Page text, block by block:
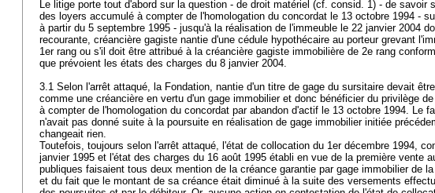
Le litige porte tout d'abord sur la question - de droit matériel (cf. consid. 1) - de savoir
des loyers accumulé à compter de l'homologation du concordat le 13 octobre 1994 -
à partir du 5 septembre 1995 - jusqu'à la réalisation de l'immeuble le 22 janvier 2004
recourante, créancière gagiste nantie d'une cédule hypothécaire au porteur grevant
1er rang ou s'il doit être attribué à la créancière gagiste immobilière de 2e rang
que prévoient les états des charges du 8 janvier 2004.
3.1 Selon l'arrêt attaqué, la Fondation, nantie d'un titre de gage du sursitaire devait
comme une créancière en vertu d'un gage immobilier et donc bénéficier du privilège
à compter de l'homologation du concordat par abandon d'actif le 13 octobre 1994. Le
n'avait pas donné suite à la poursuite en réalisation de gage immobilier initiée
changeait rien.
Toutefois, toujours selon l'arrêt attaqué, l'état de collocation du 1er décembre 1994,
janvier 1995 et l'état des charges du 16 août 1995 établi en vue de la première vente
publiques faisaient tous deux mention de la créance garantie par gage immobilier de
et du fait que le montant de sa créance était diminué à la suite des versements